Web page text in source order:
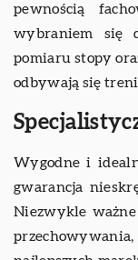
pewnością
wybraniem się
pomiaru stopy
odbywają się
Wygodne i
gwarancja
Niezwykle ważne